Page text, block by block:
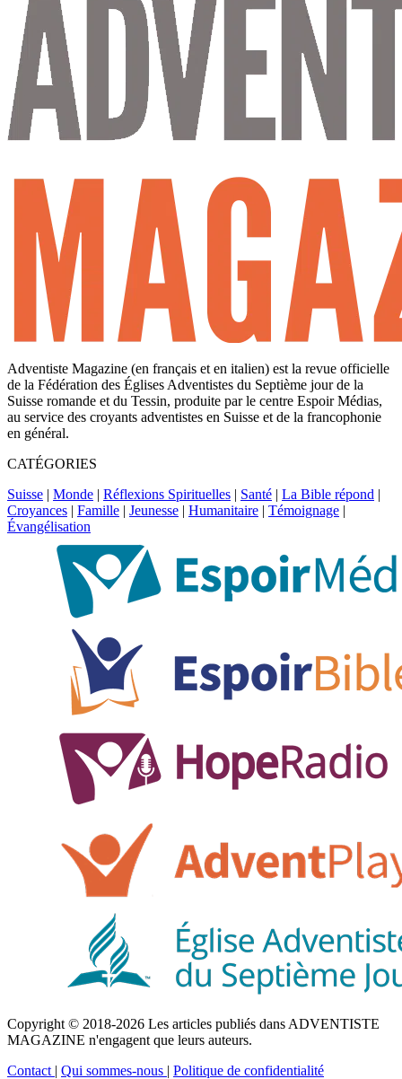
Adventiste Magazine (en français et en italien) est la revue officielle
de la Fédération des Églises Adventistes du Septième jour de la
Suisse romande et du Tessin, produite par le centre Espoir Médias,
au service des croyants adventistes en Suisse et de la francophonie
en général.
CATÉGORIES
Suisse | Monde | Réflexions Spirituelles | Santé | La Bible répond |
Croyances | Famille | Jeunesse | Humanitaire | Témoignage |
Évangélisation
Copyright © 2018-2026 Les articles publiés dans ADVENTISTE
MAGAZINE n'engagent que leurs auteurs.
Contact | Qui sommes-nous | Politique de confidentialité